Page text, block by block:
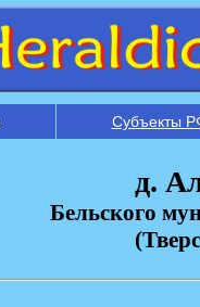
Субъекты
д.
Бельского